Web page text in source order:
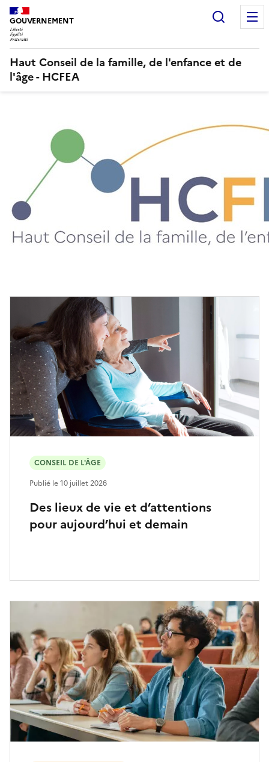
Panneau de gestion des cookies
GOUVERNEMENT
Haut Conseil de la famille, de l'enfance et de
l'âge - HCFEA
Des lieux de vie et d’attentions
pour aujourd’hui et demain
CONSEIL DE L'ÂGE
Publié le10 juillet 2026